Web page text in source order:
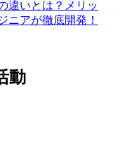
違いとは？メリッ
ニアが徹底開発！
動